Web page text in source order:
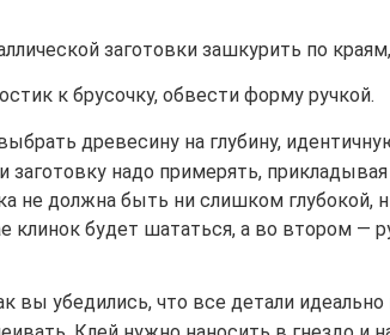
заготовки зашкурить по
к брусочку, обвести форму ручкой.
древесину на глубину,
заготовку надо примерять,
не должна быть ни слишком глубокой,
клинок будет шататься, а во втором —
вы убедились, что все детали идеально